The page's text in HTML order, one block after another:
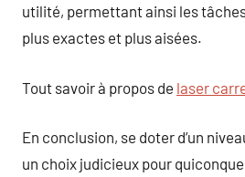
utilité, permettant ainsi les
plus exactes et plus aisées.
Tout savoir à propos de laser
En conclusion, se doter d’un
un choix judicieux pour